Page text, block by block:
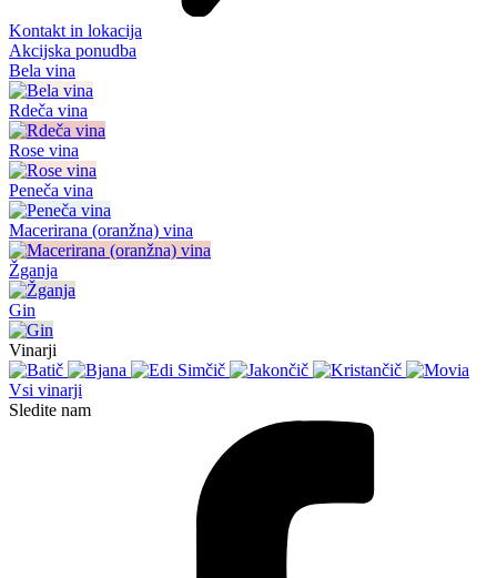
Kontakt in lokacija
Akcijska ponudba
Bela vina
Rdeča vina
Rose vina
Peneča vina
Macerirana (oranžna) vina
Žganja
Gin
Vinarji
Vsi vinarji
Sledite nam